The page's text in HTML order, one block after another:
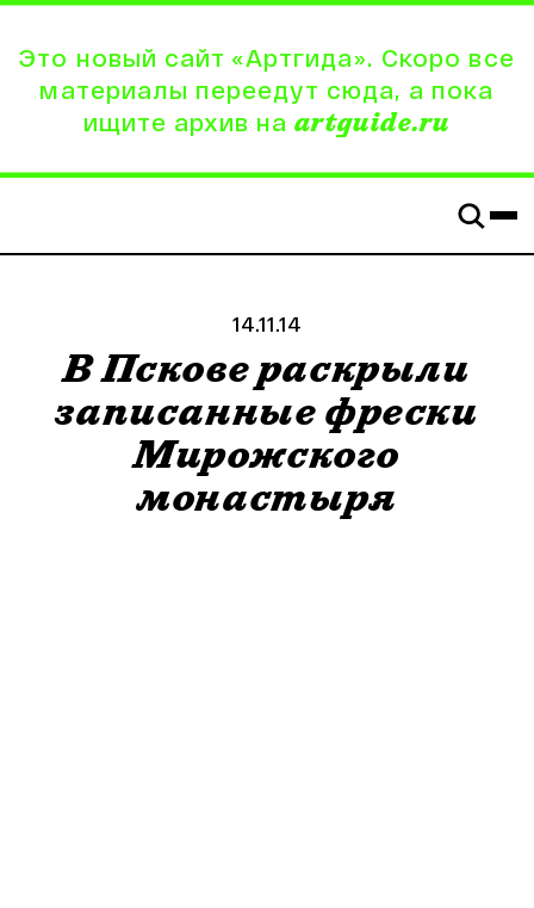
Это новый сайт «Артгида». Скоро все
материалы переедут сюда, а пока
ищите архив на artguide.ru
14.11.14
В Пскове раскрыли
записанные фрески
Мирожского
монастыря